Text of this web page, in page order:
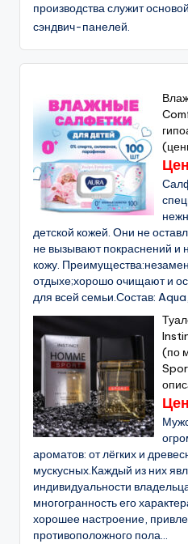
производства служит
сэндвич-панелей.
детской кожей. Они не
не вызывают покраснений и
кожу.
отдыхе;хорошо очищают и
для всей семьи.Состав:
(по
ароматов: от лёгких и
мускусных.Каждый из них
индивидуальности
многогранность его
хорошее настроение,
противоположного пола...